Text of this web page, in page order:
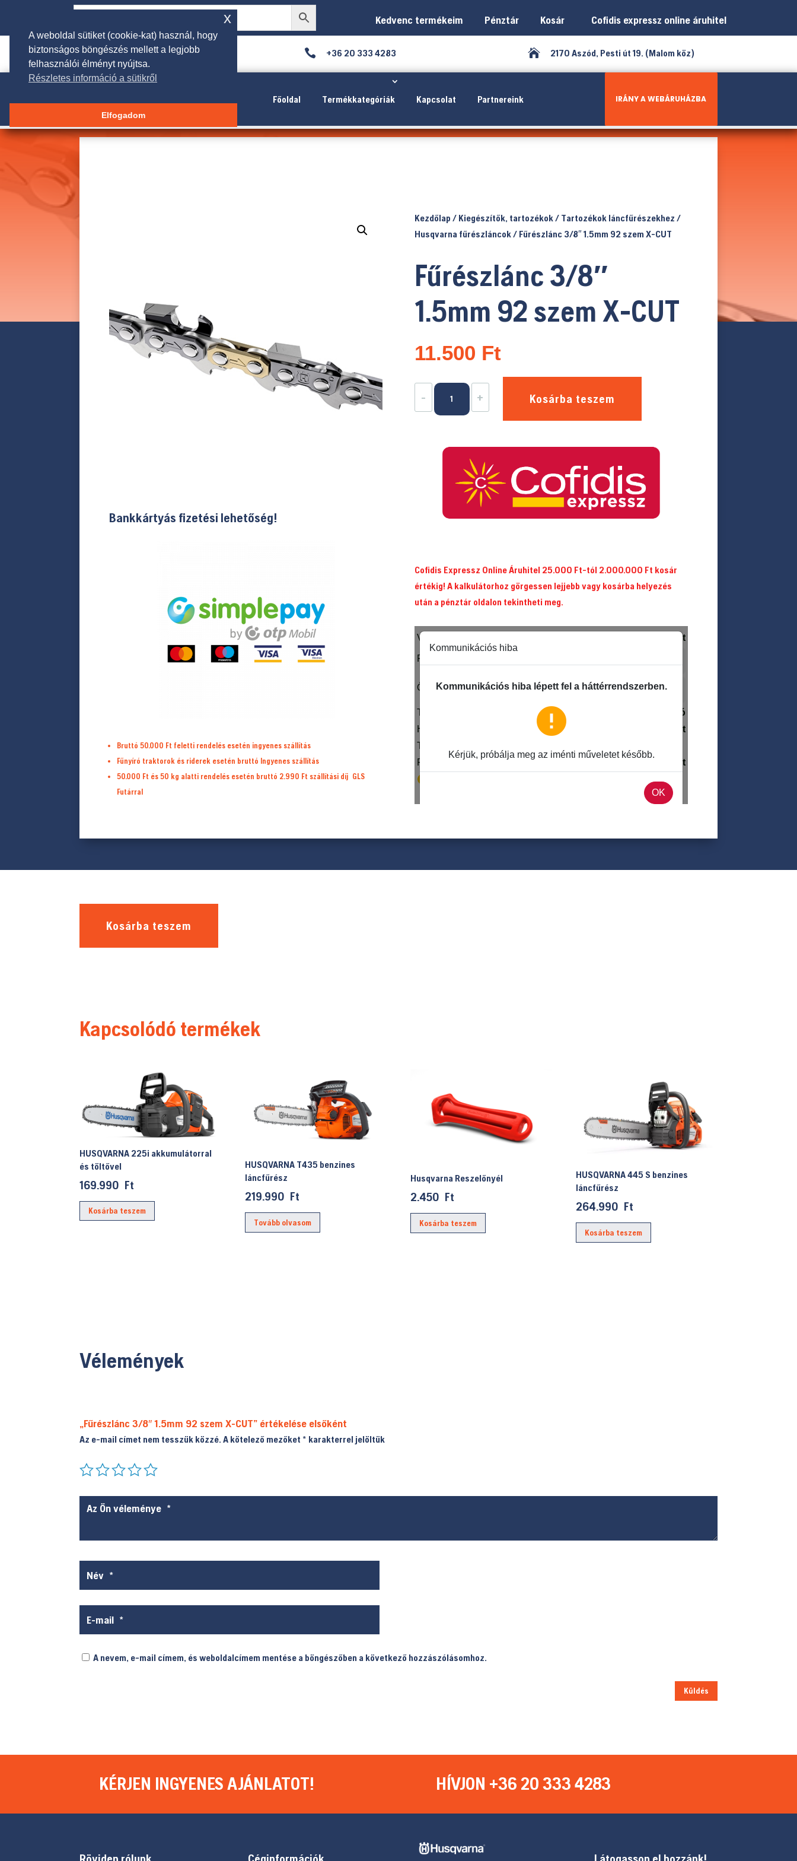
Kedvenc termékeim Pénztár Kosár Cofidis expressz online áruhitel
 rendeles@galgakertigep.hu  +36 20 333 4283  2170 Aszód, Pesti út 19. (Malom köz)
Főoldal Termékkategóriák Kapcsolat Partnereink IRÁNY A WEBÁRUHÁZBA
Bankkártyás fizetési lehetőség!
Bruttó 50.000 Ft feletti rendelés esetén ingyenes szállítás
Fűnyíró traktorok és riderek esetén bruttó Ingyenes szállítás
50.000 Ft és 50 kg alatti rendelés esetén bruttó 2.990 Ft szállítási díj GLS
Futárral
Kezdőlap / Kiegészítők, tartozékok/ Tartozékok láncfűrészekhez /
Husqvarna fűrészláncok/ Fűrészlánc 3/8″ 1.5mm 92 szem X-CUT
Fűrészlánc 3/8″
1.5mm 92 szem X-CUT
11.500 Ft
-
Fűrészlánc
3/8"
szem
mennyiség
+ Kosárba teszem
Cofidis Expressz Online Áruhitel 25.000 Ft-tól 2.000.000 Ft kosár
értékig! A kalkulátorhoz görgessen lejjebb vagy kosárba helyezés
után a pénztár oldalon tekintheti meg.
Kosárba teszem
Kapcsolódó termékek
HUSQVARNA 225i akkumulátorral
és töltővel
169.990 Ft
Kosárba teszem
HUSQVARNA T435 benzines
láncfűrész
219.990 Ft
Tovább olvasom
Husqvarna Reszelőnyél
2.450 Ft
Kosárba teszem
HUSQVARNA 445 S benzines
láncfűrész
264.990 Ft
Kosárba teszem
Vélemények
„Fűrészlánc 3/8″ 1.5mm 92 szem X-CUT” értékelése elsőként
Az e-mail címet nem tesszük közzé. A kötelező mezőket * karakterrel jelöltük
A nevem, e-mail címem, és weboldalcímem mentése a böngészőben a következő hozzászólásomhoz.
Küldés
KÉRJEN INGYENES AJÁNLATOT! HÍVJON +36 20 333 4283
Röviden rólunk Céginformációk Látogasson el hozzánk!
A weboldal sütiket (cookie-kat) használ, hogy
biztonságos böngészés mellett a legjobb
felhasználói élményt nyújtsa.
Részletes információ a sütikről
Elfogadom
x